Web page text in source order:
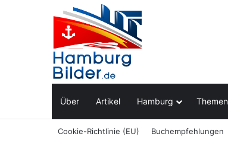
Über Artikel Hamburg Themen
Cookie-Richtlinie (EU) Buchempfehlungen